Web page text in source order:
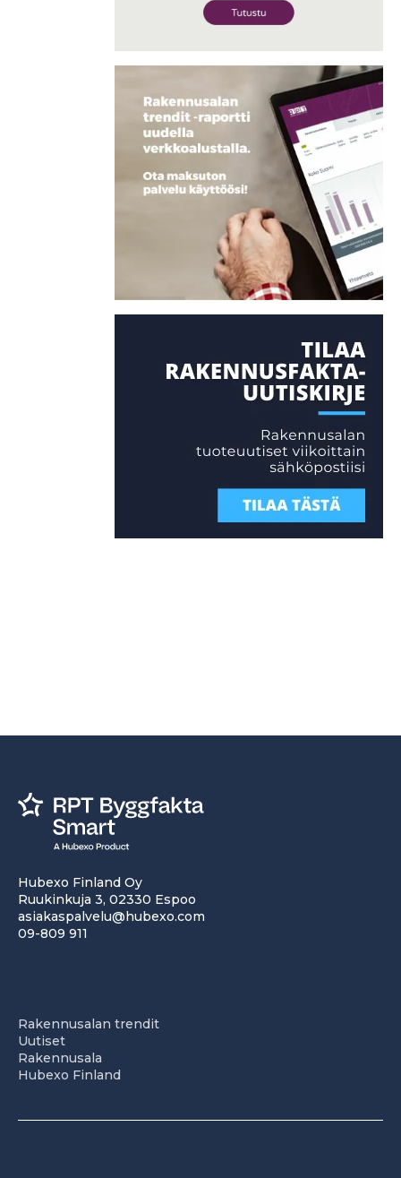
Hubexo Finland Oy
Ruukinkuja 3, 02330 Espoo
asiakaspalvelu@hubexo.com
09-809 911
Rakennusalan trendit
Uutiset
Rakennusala
Hubexo Finland